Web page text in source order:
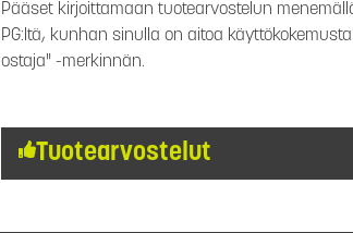
Pääset kirjoittamaan tuotearvostelun
PG:ltä, kunhan sinulla on aitoa
ostaja" -merkinnän.
Tuotearvostelut